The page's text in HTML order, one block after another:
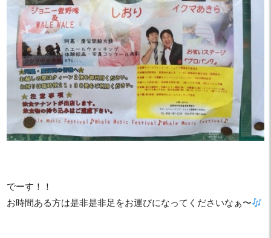
でーす！！
お時間ある方は是非是非足をお運びになってくださいなぁ〜